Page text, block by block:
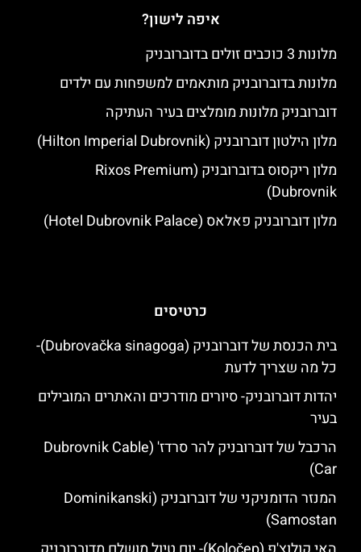
איפה לישון?
מלונות 3 כוכבים זולים בדוברובניק
מלונות בדוברובניק מותאמים למשפחות עם ילדים
דוברובניק מלונות מומלצים בעיר העתיקה
מלון הילטון דוברובניק (Hilton Imperial Dubrovnik)
מלון ריקסוס בדוברובניק (Rixos Premium
Dubrovnik)
מלון דוברובניק פאלאס (Hotel Dubrovnik Palace)
כרטיסים
בית הכנסת של דוברובניק (Dubrovačka sinagoga)-
כל מה שצריך לדעת
יהדות דוברובניק- סיורים מודרכים והאתרים המובילים
בעיר
הרכבל של דוברובניק להר סרדז' (Dubrovnik Cable
Car)
המנזר הדומניקני של דוברובניק (Dominikanski
Samostan)